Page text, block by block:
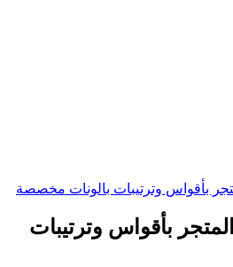
بأقواس وترتيبات بالونات مخصصة
بأقواس وترتيبات